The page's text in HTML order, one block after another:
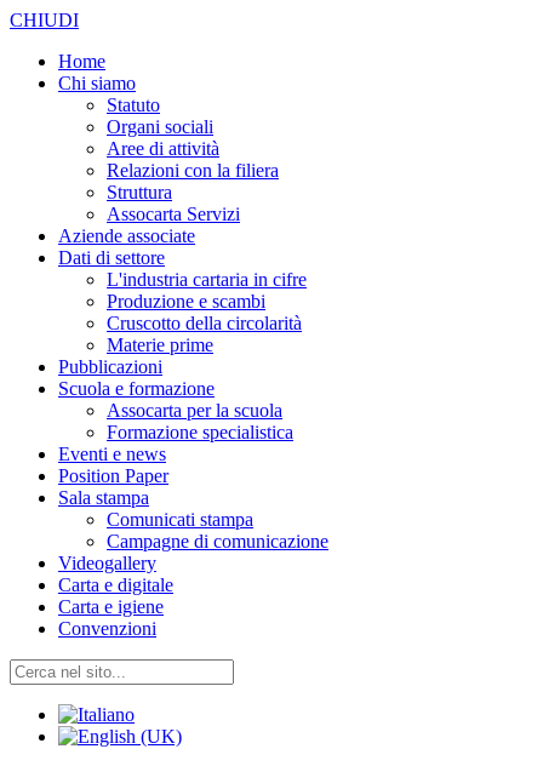
CHIUDI
Home
Chi siamo
Statuto
Organi sociali
Aree di attività
Relazioni con la filiera
Struttura
Assocarta Servizi
Aziende associate
Dati di settore
L'industria cartaria in cifre
Produzione e scambi
Cruscotto della circolarità
Materie prime
Pubblicazioni
Scuola e formazione
Assocarta per la scuola
Formazione specialistica
Eventi e news
Position Paper
Sala stampa
Comunicati stampa
Campagne di comunicazione
Videogallery
Carta e digitale
Carta e igiene
Convenzioni